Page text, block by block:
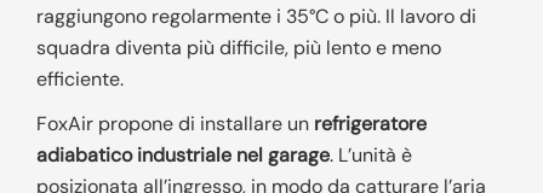
raggiungono regolarmente i 35°C o più. Il lavoro di
squadra diventa più difficile, più lento e meno
efficiente.
FoxAir propone di installare un refrigeratore
adiabatico industriale nel garage. L’unità è
posizionata all’ingresso, in modo da catturare l’aria